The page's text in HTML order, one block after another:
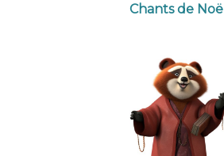
Chants de Noël